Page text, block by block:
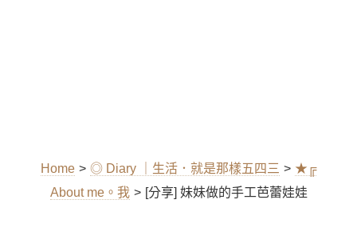
Home > ◎ Diary ｜生活．就是那樣五四三 > ★╔
About me。我 > [分享] 妹妹做的手工芭蕾娃娃